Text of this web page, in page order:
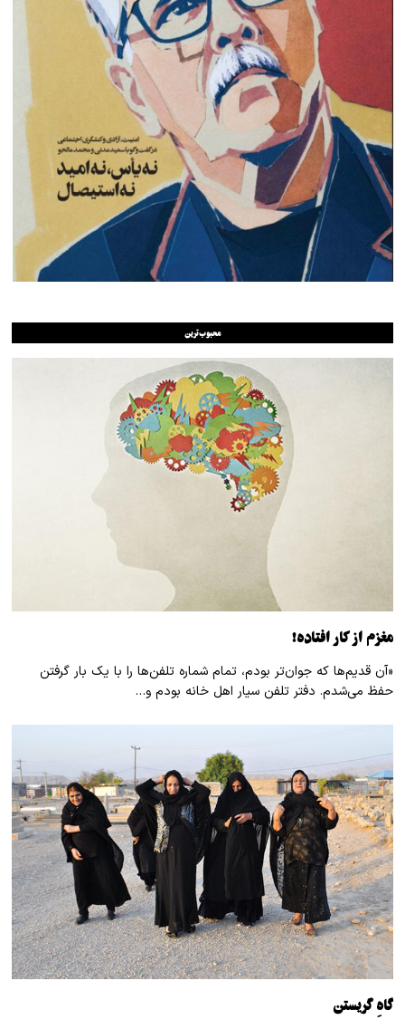
محبوب‌ترین
مغزم از کار افتاده!
«آن قدیم‌ها که جوان‌تر بودم، تمام شماره تلفن‌ها را با یک بار گرفتن
حفظ می‌شدم. دفتر تلفن سیار اهل خانه بودم و…
گاهِ گریستن